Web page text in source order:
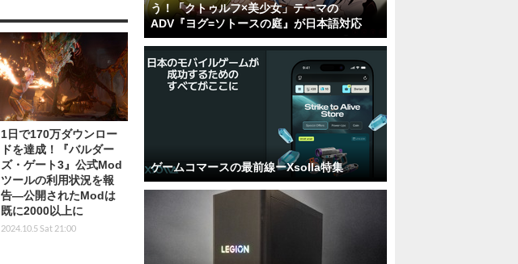
1日で170万ダウンロー
ドを達成！『バルダー
ズ・ゲート3』公式Mod
ツールの利用状況を報
告―公開されたModは
既に2000以上に
2024.10.5 Sat 21:00
う！「クトゥルフ×美少女」テーマの
ADV『ヨグ=ソトースの庭』が日本語対応
ゲームコマースの最前線ーXsolla特集